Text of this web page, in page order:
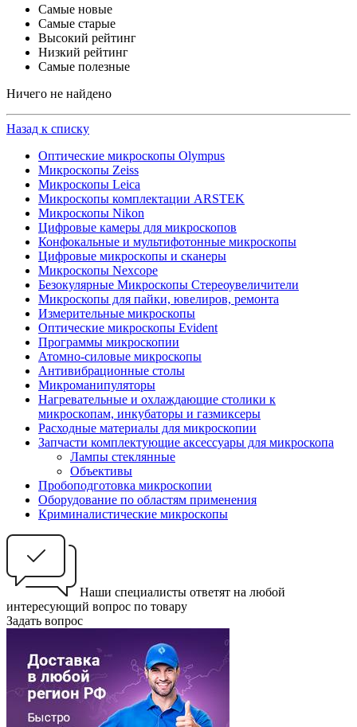
Самые новые
Самые старые
Высокий рейтинг
Низкий рейтинг
Самые полезные
Ничего не найдено
Назад к списку
Оптические микроскопы Olympus
Микроскопы Zeiss
Микроскопы Leica
Микроскопы комплектации ARSTEK
Микроскопы Nikon
Цифровые камеры для микроскопов
Конфокальные и мультифотонные микроскопы
Цифровые микроскопы и сканеры
Микроскопы Nexcope
Безокулярные Микроскопы Стереоувеличители
Микроскопы для пайки, ювелиров, ремонта
Измерительные микроскопы
Оптические микроскопы Evident
Программы микроскопии
Атомно-силовые микроскопы
Антивибрационные столы
Микроманипуляторы
Нагревательные и охлаждающие столики к
микроскопам, инкубаторы и газмиксеры
Расходные материалы для микроскопии
Запчасти комплектующие аксессуары для микроскопа
Лампы стеклянные
Объективы
Пробоподготовка микроскопии
Оборудование по областям применения
Криминалистические микроскопы
Наши специалисты ответят на любой
интересующий вопрос по товару
Задать вопрос